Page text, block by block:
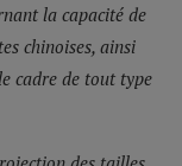
la capacité de
chinoises, ainsi
cadre de tout type